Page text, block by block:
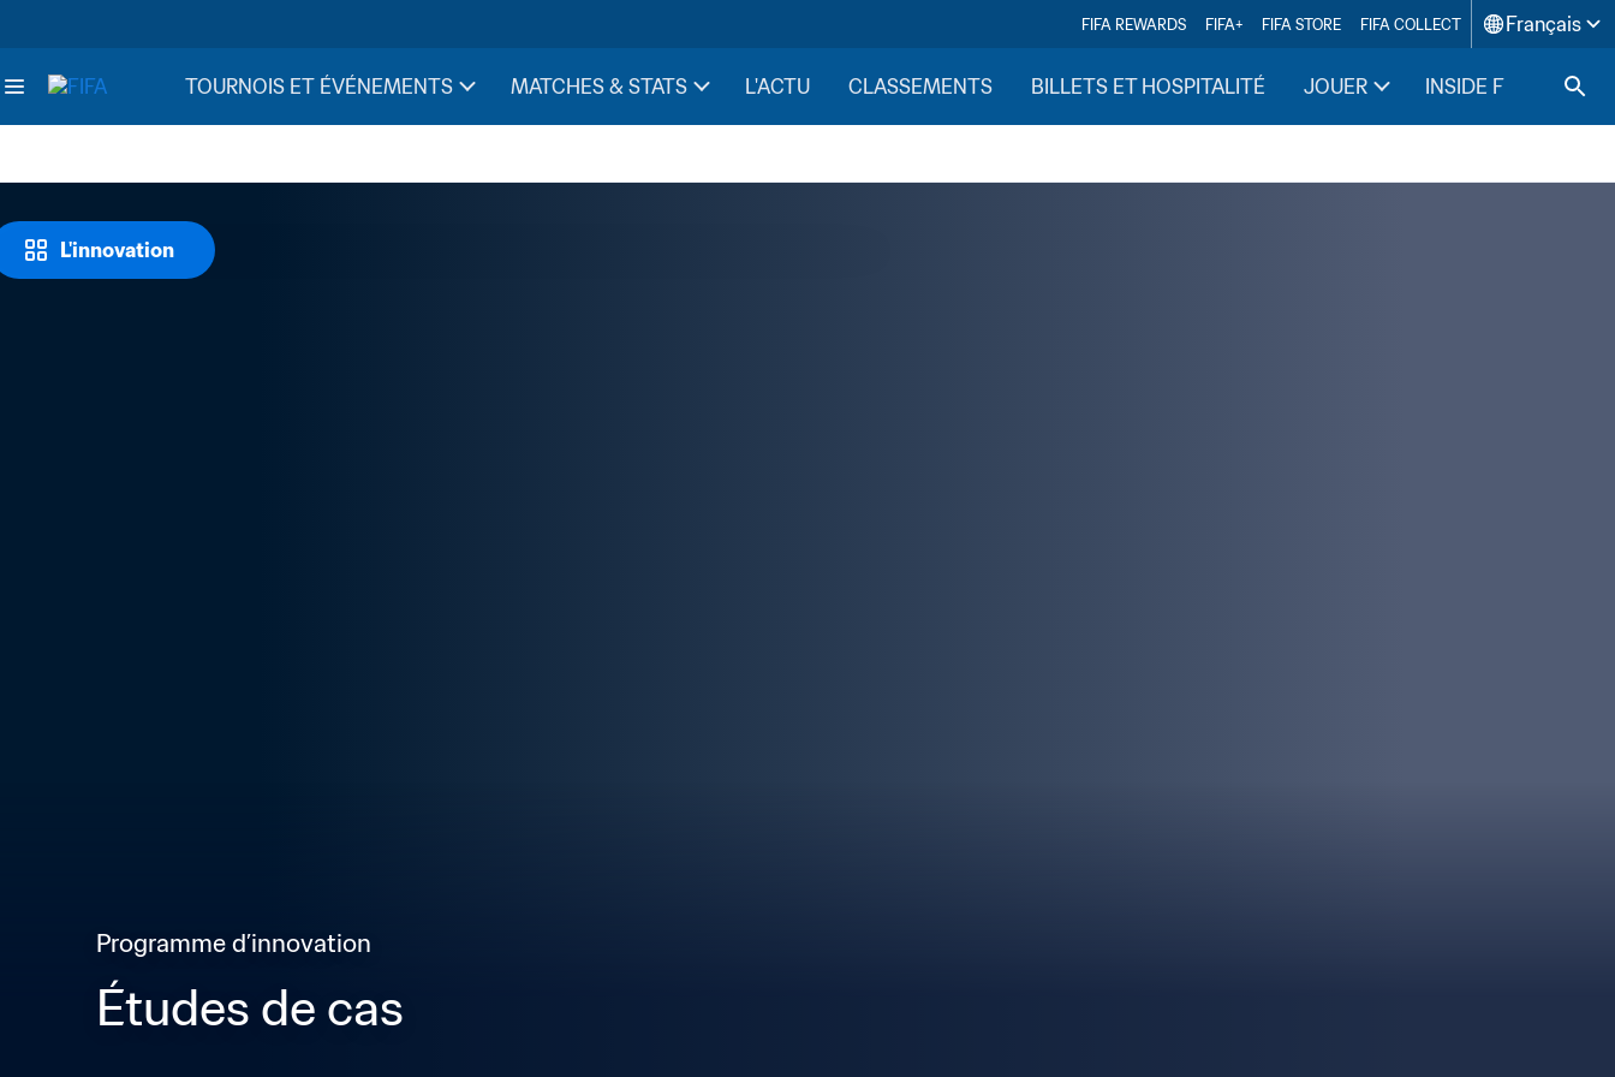
FIFA REWARDS FIFA+ FIFA STORE FIFA COLLECT Français
TOURNOIS ET ÉVÉNEMENTS MATCHES & STATS L'ACTU CLASSEMENTS BILLETS ET HOSPITALITÉ JOUER INSIDE FIFA
L'innovation
Programme d’innovation
Études de cas